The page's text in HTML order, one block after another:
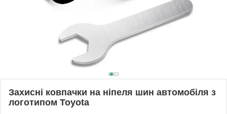
Захисні ковпачки на ніпеля шин автомобіля з
логотипом Toyota